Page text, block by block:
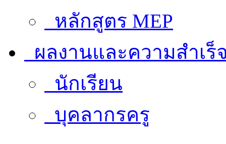
หลักสูตร MEP
ผลงานและความสำเร็
นักเรียน
บุคลากรครู